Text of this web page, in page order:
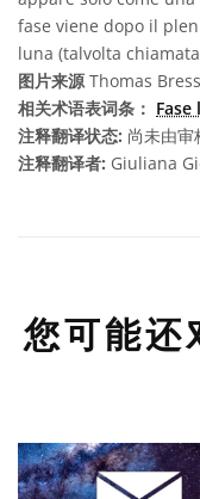
fase viene dopo il
luna (talvolta
图片来源Thomas
相关术语表词条：
注释翻译状态: 尚未由审
注释翻译者: Giuliana
您可能还